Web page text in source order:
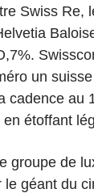
Swiss Re,
un
cadence au
étoffant
groupe de
le géant du